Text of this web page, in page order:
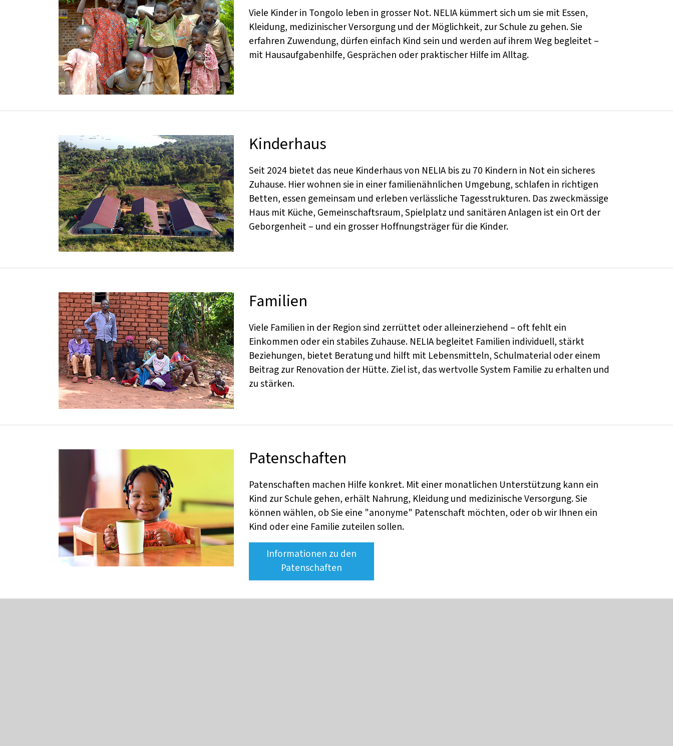
Viele Kinder in Tongolo leben in grosser Not. NELIA kümmert sich um sie mit Essen,
Kleidung, medizinischer Versorgung und der Möglichkeit, zur Schule zu gehen. Sie
erfahren Zuwendung, dürfen einfach Kind sein und werden auf ihrem Weg begleitet –
mit Hausaufgabenhilfe, Gesprächen oder praktischer Hilfe im Alltag.
Kinderhaus
Seit 2024 bietet das neue Kinderhaus von NELIA bis zu 70 Kindern in Not ein sicheres
Zuhause. Hier wohnen sie in einer familienähnlichen Umgebung, schlafen in richtigen
Betten, essen gemeinsam und erleben verlässliche Tagesstrukturen. Das zweckmässige
Haus mit Küche, Gemeinschaftsraum, Spielplatz und sanitären Anlagen ist ein Ort der
Geborgenheit – und ein grosser Hoffnungsträger für die Kinder.
Familien
Viele Familien in der Region sind zerrüttet oder alleinerziehend – oft fehlt ein
Einkommen oder ein stabiles Zuhause. NELIA begleitet Familien individuell, stärkt
Beziehungen, bietet Beratung und hilft mit Lebensmitteln, Schulmaterial oder einem
Beitrag zur Renovation der Hütte. Ziel ist, das wertvolle System Familie zu erhalten und
zu stärken.
Patenschaften
Patenschaften machen Hilfe konkret. Mit einer monatlichen Unterstützung kann ein
Kind zur Schule gehen, erhält Nahrung, Kleidung und medizinische Versorgung. Sie
können wählen, ob Sie eine "anonyme" Patenschaft möchten, oder ob wir Ihnen ein
Kind oder eine Familie zuteilen sollen.
Informationen zu den
Patenschaften